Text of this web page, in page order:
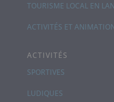
TOURISME LOCAL EN
ACTIVITÉS ET
ACTIVITÉS
SPORTIVES
LUDIQUES